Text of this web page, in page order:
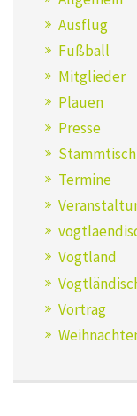
Ausflug
Fußball
Mitglieder
Plauen
Presse
Stammtisch
Termine
Vogtland
Vortrag